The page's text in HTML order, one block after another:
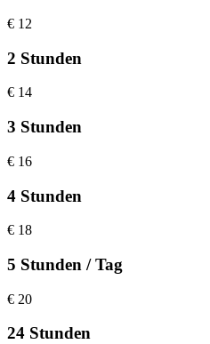
€ 12
2 Stunden
€ 14
3 Stunden
€ 16
4 Stunden
€ 18
5 Stunden / Tag
€ 20
24 Stunden